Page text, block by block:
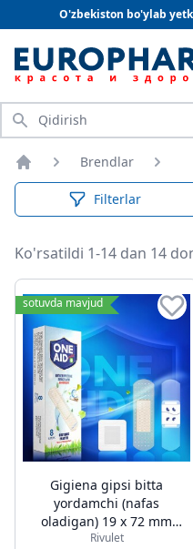
O'zbekiston bo'ylab
Qidirish
Bosh sahifa
Brendlar
Filterlar
Ko'rsatildi 1-14 dan 14
sotuvda mavjud
Gigiena gipsi bitta
yordamchi (nafas
oladigan) 19 x 72 mm
№8
Rivulet